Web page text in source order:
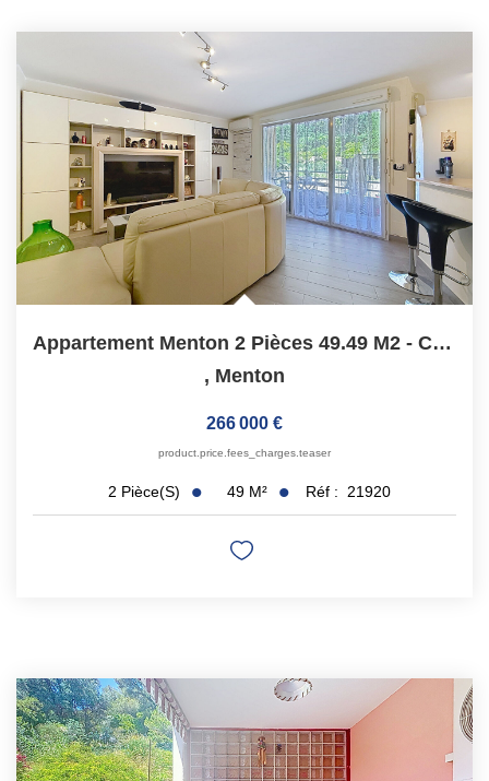
Appartement Menton 2 Pièces 49.49 M2 - Cave - Environnement...
, Menton
266 000 €
product.price.fees_charges.teaser
2 Pièce(s) 49 M² Réf : 21920